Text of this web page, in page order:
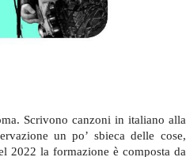
Scrivono canzoni in italiano alla
un po’ sbieca delle cose,
2022 la formazione è composta da